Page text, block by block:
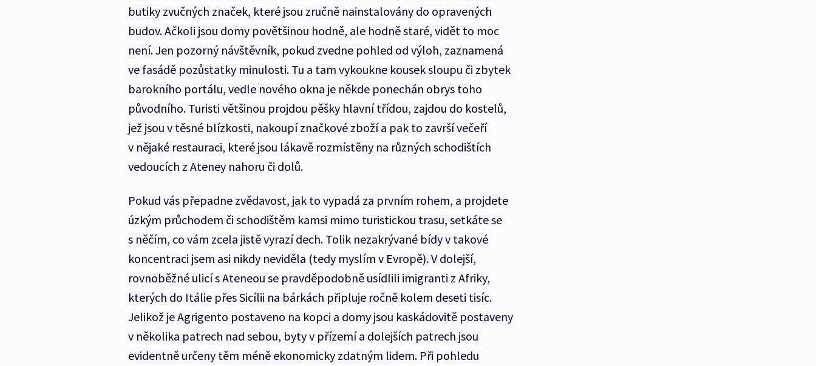
butiky zvučných značek, které jsou zručně nainstalovány do opravených
budov. Ačkoli jsou domy povětšinou hodně, ale hodně staré, vidět to moc
není. Jen pozorný návštěvník, pokud zvedne pohled od výloh, zaznamená
ve fasádě pozůstatky minulosti. Tu a tam vykoukne kousek sloupu či zbytek
barokního portálu, vedle nového okna je někde ponechán obrys toho
původního. Turisti většinou projdou pěšky hlavní třídou, zajdou do kostelů,
jež jsou v těsné blízkosti, nakoupí značkové zboží a pak to završí večeří
v nějaké restauraci, které jsou lákavě rozmístěny na různých schodištích
vedoucích z Ateney nahoru či dolů.
Pokud vás přepadne zvědavost, jak to vypadá za prvním rohem, a projdete
úzkým průchodem či schodištěm kamsi mimo turistickou trasu, setkáte se
s něčím, co vám zcela jistě vyrazí dech. Tolik nezakrývané bídy v takové
koncentraci jsem asi nikdy neviděla (tedy myslím v Evropě). V dolejší,
rovnoběžné ulicí s Ateneou se pravděpodobně usídlili imigranti z Afriky,
kterých do Itálie přes Sicílii na bárkách připluje ročně kolem deseti tisíc.
Jelikož je Agrigento postaveno na kopci a domy jsou kaskádovitě postaveny
v několika patrech nad sebou, byty v přízemí a dolejších patrech jsou
evidentně určeny těm méně ekonomicky zdatným lidem. Při pohledu